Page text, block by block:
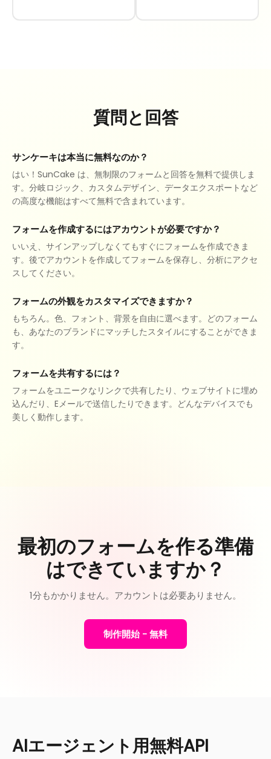
質問と回答
サンケーキは本当に無料なのか？
はい！SunCake は、無制限のフォームと回答を無料で提供しま
す。分岐ロジック、カスタムデザイン、データエクスポートなど
の高度な機能はすべて無料で含まれています。
フォームを作成するにはアカウントが必要ですか？
いいえ、サインアップしなくてもすぐにフォームを作成できま
す。後でアカウントを作成してフォームを保存し、分析にアクセ
スしてください。
フォームの外観をカスタマイズできますか？
もちろん。色、フォント、背景を自由に選べます。どのフォーム
も、あなたのブランドにマッチしたスタイルにすることができま
す。
フォームを共有するには？
フォームをユニークなリンクで共有したり、ウェブサイトに埋め
込んだり、Eメールで送信したりできます。どんなデバイスでも
美しく動作します。
最初のフォームを作る準備
はできていますか？
1分もかかりません。アカウントは必要ありません。
制作開始 - 無料
AIエージェント用無料API